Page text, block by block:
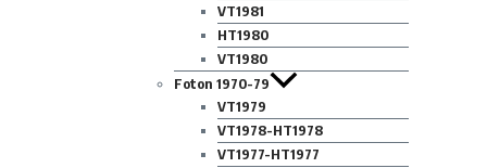
VT1981
HT1980
VT1980
Foton 1970-79
VT1979
VT1978-HT1978
VT1977-HT1977